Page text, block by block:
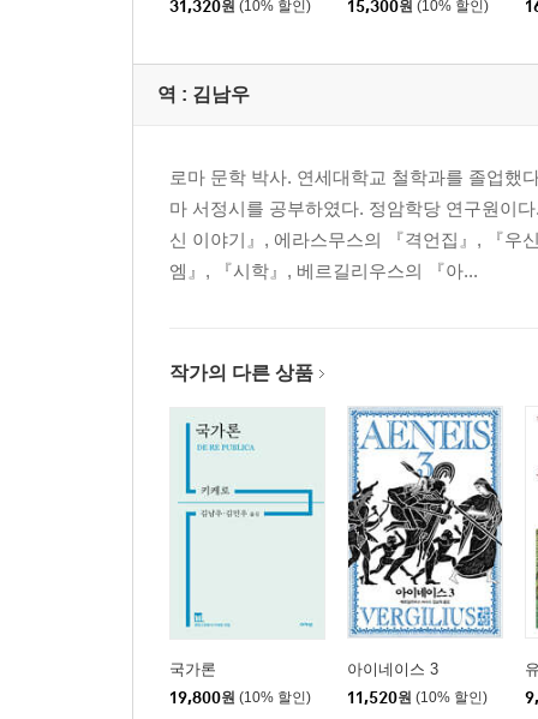
31,320원 (10% 할인) 15,300원 (10% 할인)
역 : 김남우
로마 문학 박사. 연세대학교 철학과를 졸업했
마 서정시를 공부하였다. 정암학당 연구원이
신 이야기』, 에라스무스의 『격언집』, 『우
엠』, 『시학』, 베르길리우스의 『아...
작가의 다른 상품
국가론
19,800원 (10% 할인)
아이네이스 3
11,520원 (10% 할인)